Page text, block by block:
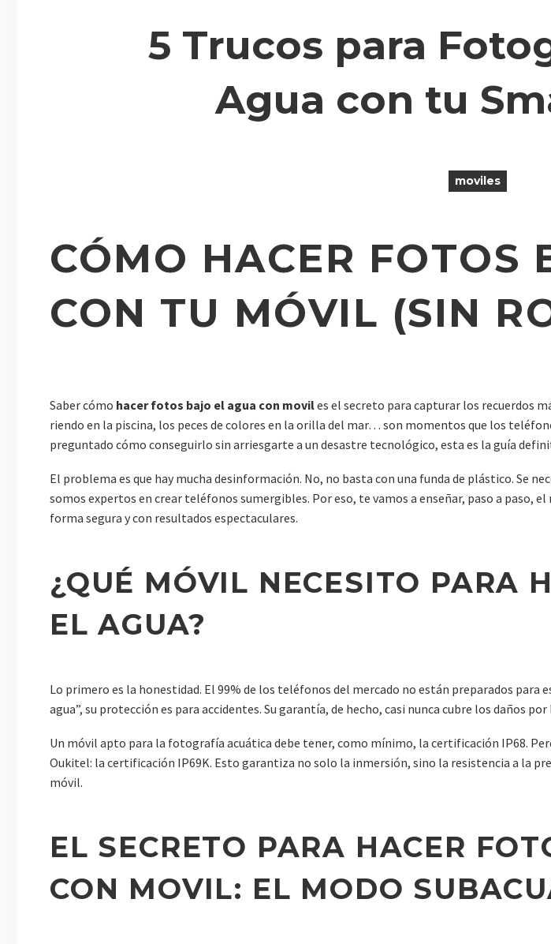
5 Trucos para
Agua con tu
moviles
CÓMO HACER FOTOS
CON TU MÓVIL (SIN
Saber cómo hacer fotos bajo el agua con moviles el secreto para capturar los recuerdos
riendo en la piscina, los peces de colores en la orilla del mar… son momentos que los
preguntado cómo conseguirlo sin arriesgarte a un desastre tecnológico, esta es la guía
El problema es que hay mucha desinformación. No, no basta con una funda de plástico. Se
somos expertos en crear teléfonos sumergibles. Por eso, te vamos a enseñar, paso a paso,
forma segura y con resultados espectaculares.
¿QUÉ MÓVIL NECESITO PARA
EL AGUA?
Lo primero es la honestidad. El 99% de los teléfonos del mercado no están preparados para
agua”, su protección es para accidentes. Su garantía, de hecho, casi nunca cubre los daños por
Un móvil apto para la fotografía acuática debe tener, como mínimo, la certificación IP68.
Oukitel: la certificación IP69K. Esto garantiza no solo la inmersión, sino la resistencia a la
móvil.
EL SECRETO PARA HACER
CON MOVIL: EL MODO